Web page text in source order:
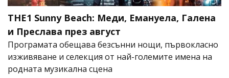
THE1 Sunny Beach: Меди, Емануела, Галена
и Преслава през август
Програмата обещава безсънни нощи, първокласно
изживяване и селекция от най-големите имена на
родната музикална сцена